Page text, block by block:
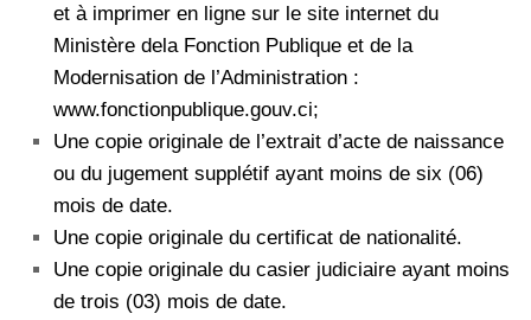
et à imprimer en ligne sur le site internet du
Ministère dela Fonction Publique et de la
Modernisation de l’Administration :
www.fonctionpublique.gouv.ci;
Une copie originale de l’extrait d’acte de naissance
ou du jugement supplétif ayant moins de six (06)
mois de date.
Une copie originale du certificat de nationalité.
Une copie originale du casier judiciaire ayant moins
de trois (03) mois de date.